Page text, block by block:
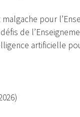
pour
de
artificielle